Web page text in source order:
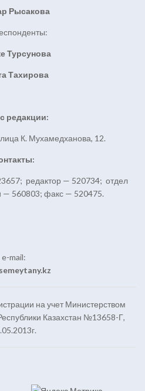
Рысакова
Турсунова
Тахирова
редакции:
К. Мухамедханова, 12.
редактор — 520734; отдел
— 560803; факс — 520475.
e-mail:
на учет Министерством
Казахстан №13658-Г,